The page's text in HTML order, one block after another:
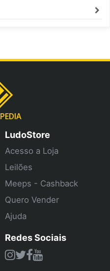
PEDIA
LudoStore
Acesso a Loja
Leilões
Meeps - Cashback
Quero Vender
Ajuda
Redes Sociais